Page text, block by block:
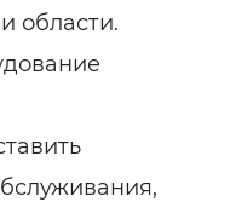
области.